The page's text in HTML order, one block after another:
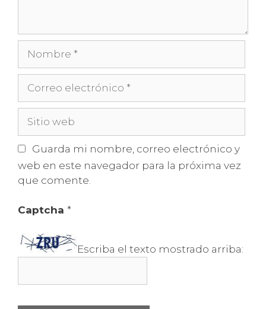
electrónico
web
Guarda mi nombre, correo electrónico y
web en este navegador para la próxima vez
que comente.
Captcha *
Escriba el texto mostrado arriba: